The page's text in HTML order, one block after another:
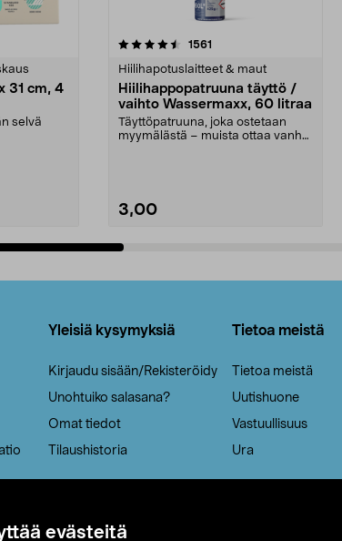
evästeitä
31 cm, 4
selvä
1561
Hiilihapotuslaitteet & maut
Hiilihappopatruuna täyttö /
vaihto Wassermaxx, 60 litraa
Täyttöpatruuna, joka ostetaan
myymälästä – muista ottaa vanha
3,00
4.5viidestä
Yleisiä kysymyksiä
Kirjaudu sisään/Rekisteröidy
Unohtuiko salasana?
Omat tiedot
Tilaushistoria
Tietoa meistä
Tietoa meistä
Uutishuone
Vastuullisuus
Ura